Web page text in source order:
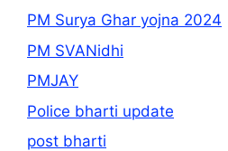
PM Surya Ghar yojna 2024
PM SVANidhi
PMJAY
Police bharti update
post bharti